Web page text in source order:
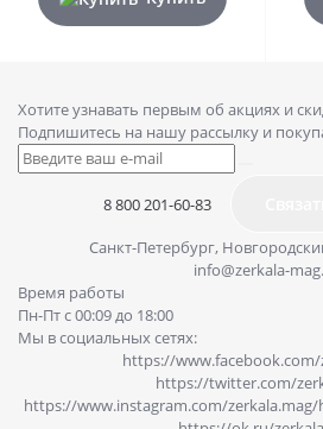
Хотите узнавать первым об акциях и
Подпишитесь на нашу рассылку и
8 800 201-60-83
Санкт-Петербург,
info@zerkala-
Время работы
Пн-Пт с 00:09 до 18:00
Мы в социальных сетях:
https://www.facebook.com/
https://twitter.com/
https://www.instagram.com/zerkala.mag/